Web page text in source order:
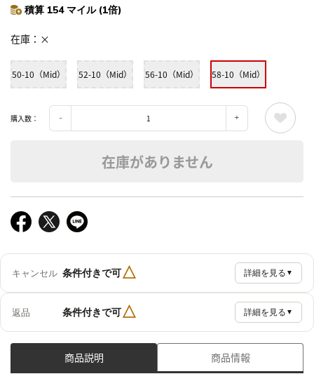
積算 154 マイル (1倍)
在庫 ×
50-10（Mid） 52-10（Mid） 56-10（Mid） 58-10（Mid）
購入数：
在庫がありません
キャンセル 条件付きで可△ 詳細を見る ▼
返品 条件付きで可△ 詳細を見る ▼
商品説明 商品情報